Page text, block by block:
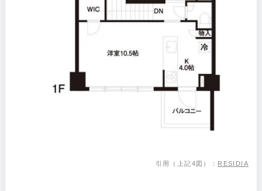
引用（上記4図）： RESIDIA